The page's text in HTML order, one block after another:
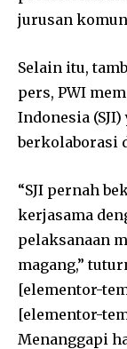
jurusan
Selain itu,
pers, PWI
Indonesia
berkolaborasi
“SJI pernah
kerjasama
pelaksanaan
magang,”
[elementor-
[elementor-
Menanggapi